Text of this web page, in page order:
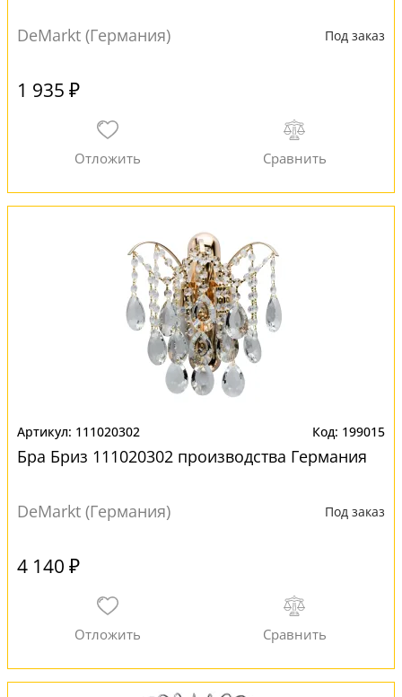
DeMarkt (Германия) Под заказ
1 935 ₽
111020302 199015
Бра Бриз 111020302 производства Германия
DeMarkt (Германия) Под заказ
4 140 ₽